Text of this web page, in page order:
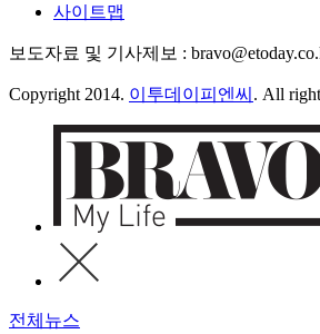
사이트맵
보도자료 및 기사제보 :
Copyright 2014. 이투데이피엔씨 . All
전체뉴스